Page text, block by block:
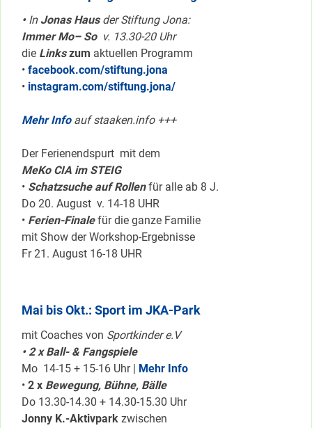
•InJonas Hausder Stiftung Jona:
Immer Mo– So v. 13.30-20 Uhr
die Linkszum aktuellen Programm
• facebook.com/stiftung.jona
• instagram.com/stiftung.jona/
Mehr Infoauf staaken.info +++
Der Ferienendspurt mit dem
MeKo CIA im STEIG
• Schatzsuche auf Rollenfür alle ab 8 J.
Do 20. August v. 14-18 UHR
• Ferien-Finalefür die ganze Familie
mit Show der Workshop-Ergebnisse
Fr 21. August 16-18 UHR
Mai bis Okt.: Sport im JKA-Park
mit Coaches von Sportkinder e.V
• 2 x Ball- & Fangspiele
Mo 14-15 + 15-16 Uhr | Mehr Info
• 2 x Bewegung, Bühne, Bälle
Do 13.30-14.30 + 14.30-15.30 Uhr
Jonny K.-Aktivpark zwischen